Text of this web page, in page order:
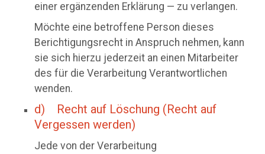
einer ergänzenden Erklärung — zu verlangen.
Möchte eine betroffene Person dieses
Berichtigungsrecht in Anspruch nehmen, kann
sie sich hierzu jederzeit an einen Mitarbeiter
des für die Verarbeitung Verantwortlichen
wenden.
d) Recht auf Löschung (Recht auf
Vergessen werden)
Jede von der Verarbeitung